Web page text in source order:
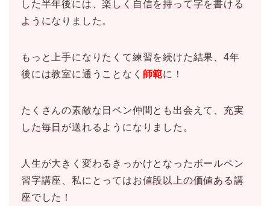
した半年後には、楽しく自信を持って字を書ける
ようになりました。
もっと上手になりたくて練習を続けた結果、4年
後には教室に通うことなく 師範に！
たくさんの素敵な日ペン仲間とも出会えて、 充実
した毎日 が送れるようになりました。
人生が大きく変わるきっかけとなったボールペン
習字講座、私にとってはお値段以上の価値ある講
座でした！